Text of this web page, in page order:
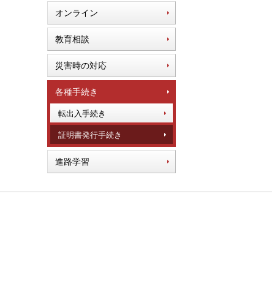
オンライン
教育相談
災害時の対応
各種手続き
転出入手続き
証明書発行手続き
進路学習